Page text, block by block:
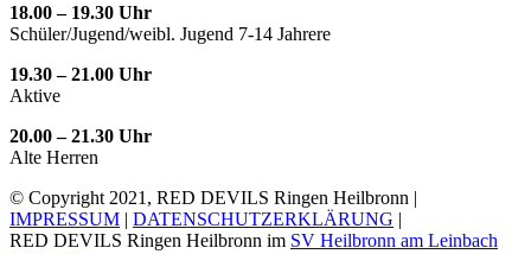
18.00 – 19.30 Uhr
Schüler/Jugend/weibl. Jugend 7-14 Jahrere
19.30 – 21.00 Uhr
Aktive
20.00 – 21.30 Uhr
Alte Herren
© Copyright 2021, RED DEVILS Ringen Heilbronn |
IMPRESSUM | DATENSCHUTZERKLÄRUNG |
RED DEVILS Ringen Heilbronn im SV Heilbronn am Leinbach